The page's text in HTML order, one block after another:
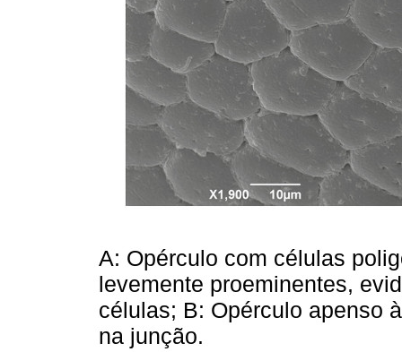
A: Opérculo com células
levemente proeminentes,
células; B: Opérculo apenso
na junção.